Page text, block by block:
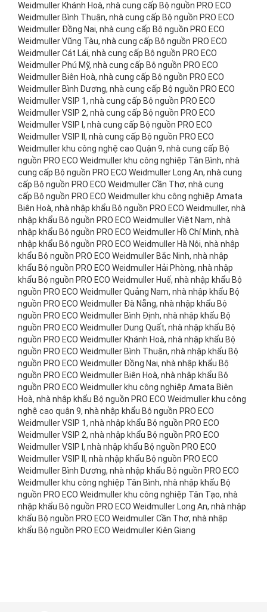
Weidmuller Khánh Hoà, nhà cung cấp Bộ nguồn PRO ECO
Weidmuller Bình Thuận, nhà cung cấp Bộ nguồn PRO ECO
Weidmuller Đồng Nai, nhà cung cấp Bộ nguồn PRO ECO
Weidmuller Vũng Tàu, nhà cung cấp Bộ nguồn PRO ECO
Weidmuller Cát Lái, nhà cung cấp Bộ nguồn PRO ECO
Weidmuller Phú Mỹ, nhà cung cấp Bộ nguồn PRO ECO
Weidmuller Biên Hoà, nhà cung cấp Bộ nguồn PRO ECO
Weidmuller Bình Dương, nhà cung cấp Bộ nguồn PRO ECO
Weidmuller VSIP 1, nhà cung cấp Bộ nguồn PRO ECO
Weidmuller VSIP 2, nhà cung cấp Bộ nguồn PRO ECO
Weidmuller VSIP I, nhà cung cấp Bộ nguồn PRO ECO
Weidmuller VSIP II, nhà cung cấp Bộ nguồn PRO ECO
Weidmuller khu công nghệ cao Quận 9, nhà cung cấp Bộ
nguồn PRO ECO Weidmuller khu công nghiệp Tân Bình, nhà
cung cấp Bộ nguồn PRO ECO Weidmuller Long An, nhà cung
cấp Bộ nguồn PRO ECO Weidmuller Cần Thơ, nhà cung
cấp Bộ nguồn PRO ECO Weidmuller khu công nghiệp Amata
Biên Hoà, nhà nhập khẩu Bộ nguồn PRO ECO Weidmuller, nhà
nhập khẩu Bộ nguồn PRO ECO Weidmuller Việt Nam, nhà
nhập khẩu Bộ nguồn PRO ECO Weidmuller Hồ Chí Minh, nhà
nhập khẩu Bộ nguồn PRO ECO Weidmuller Hà Nội, nhà nhập
khẩu Bộ nguồn PRO ECO Weidmuller Bắc Ninh, nhà nhập
khẩu Bộ nguồn PRO ECO Weidmuller Hải Phòng, nhà nhập
khẩu Bộ nguồn PRO ECO Weidmuller Huế, nhà nhập khẩu Bộ
nguồn PRO ECO Weidmuller Quảng Nam, nhà nhập khẩu Bộ
nguồn PRO ECO Weidmuller Đà Nẵng, nhà nhập khẩu Bộ
nguồn PRO ECO Weidmuller Bình Định, nhà nhập khẩu Bộ
nguồn PRO ECO Weidmuller Dung Quất, nhà nhập khẩu Bộ
nguồn PRO ECO Weidmuller Khánh Hoà, nhà nhập khẩu Bộ
nguồn PRO ECO Weidmuller Bình Thuận, nhà nhập khẩu Bộ
nguồn PRO ECO Weidmuller Đồng Nai, nhà nhập khẩu Bộ
nguồn PRO ECO Weidmuller Biên Hoà, nhà nhập khẩu Bộ
nguồn PRO ECO Weidmuller khu công nghiệp Amata Biên
Hoà, nhà nhập khẩu Bộ nguồn PRO ECO Weidmuller khu công
nghệ cao quận 9, nhà nhập khẩu Bộ nguồn PRO ECO
Weidmuller VSIP 1, nhà nhập khẩu Bộ nguồn PRO ECO
Weidmuller VSIP 2, nhà nhập khẩu Bộ nguồn PRO ECO
Weidmuller VSIP I, nhà nhập khẩu Bộ nguồn PRO ECO
Weidmuller VSIP II, nhà nhập khẩu Bộ nguồn PRO ECO
Weidmuller Bình Dương, nhà nhập khẩu Bộ nguồn PRO ECO
Weidmuller khu công nghiệp Tân Bình, nhà nhập khẩu Bộ
nguồn PRO ECO Weidmuller khu công nghiệp Tân Tạo, nhà
nhập khẩu Bộ nguồn PRO ECO Weidmuller Long An, nhà nhập
khẩu Bộ nguồn PRO ECO Weidmuller Cần Thơ, nhà nhập
khẩu Bộ nguồn PRO ECO Weidmuller Kiên Giang